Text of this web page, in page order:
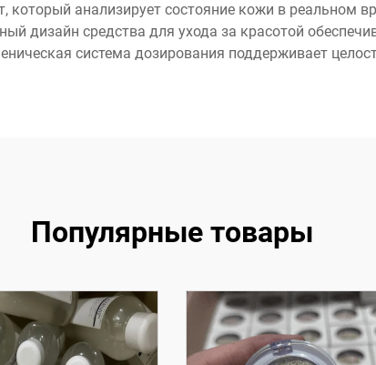
который анализирует состояние кожи в реальном
дизайн средства для ухода за красотой
система дозирования поддерживает
Популярные товары